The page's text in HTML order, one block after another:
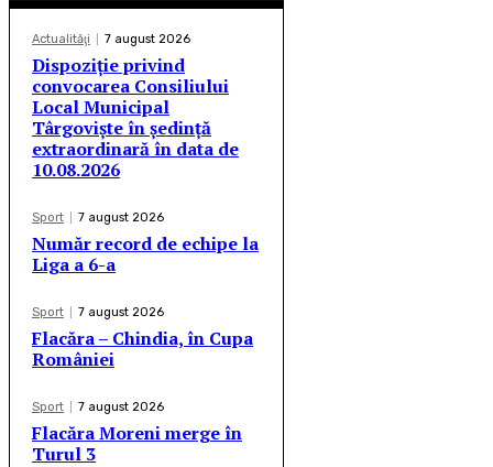
Actualităţi 7 august 2026
Dispoziție privind
convocarea Consiliului
Local Municipal
Târgoviște în ședință
extraordinară în data de
10.08.2026
Sport 7 august 2026
Număr record de echipe la
Liga a 6-a
Sport 7 august 2026
Flacăra – Chindia, în Cupa
României
Sport 7 august 2026
Flacăra Moreni merge în
Turul 3